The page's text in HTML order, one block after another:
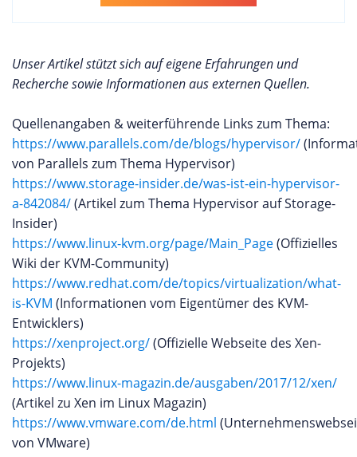
Unser Artikel stützt sich auf eigene Erfahrungen und
Recherche sowie Informationen aus externen Quellen.
Quellenangaben & weiterführende Links zum Thema:
https://www.parallels.com/de/blogs/hypervisor/
von Parallels zum Thema Hypervisor)
https://www.storage-insider.de/was-ist-ein-hypervisor-
a-842084/(Artikel zum Thema Hypervisor auf Storage-
Insider)
https://www.linux-kvm.org/page/Main_Page(Offizielles
Wiki der KVM-Community)
https://www.redhat.com/de/topics/virtualization/what-
is-KVM (Informationen vom Eigentümer des KVM-
Entwicklers)
https://xenproject.org/(Offizielle Webseite des Xen-
Projekts)
https://www.linux-magazin.de/ausgaben/2017/12/xen/
(Artikel zu Xen im Linux Magazin)
https://www.vmware.com/de.html
von VMware)